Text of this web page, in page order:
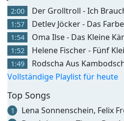
2:00 Der Grolltroll - Ich
1:57 Detlev Jöcker - Das
1:54 Oma Ilse - Das Kleine
1:52 Helene Fischer - Fünf
1:49
Rodscha Aus Kambodscha &
Vollständige Playlist für heute
Top Songs
1 Lena Sonnenschein, Felix Fröhlich & Die Kita